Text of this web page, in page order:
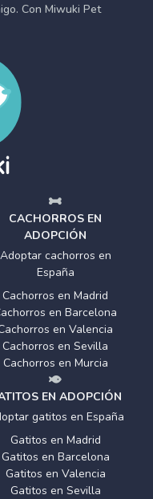
Con Miwuki Pet
CACHORROS EN
ADOPCIÓN
Adoptar cachorros en
España
Cachorros en Madrid
en Barcelona
en Valencia
Cachorros en Sevilla
Cachorros en Murcia
EN ADOPCIÓN
gatitos en España
Gatitos en Madrid
Gatitos en Barcelona
Gatitos en Valencia
Gatitos en Sevilla